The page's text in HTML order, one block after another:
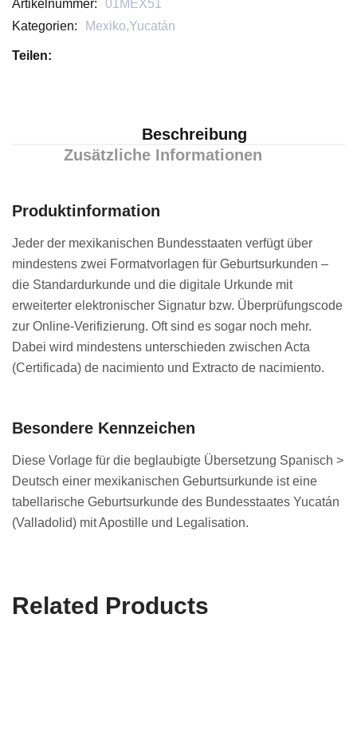
Artikelnummer:
01MEX51
Kategorien:
Mexiko,Yucatán
Teilen:
Beschreibung
Zusätzliche Informationen
Produktinformation
Jeder der mexikanischen Bundesstaaten verfügt über
mindestens zwei Formatvorlagen für Geburtsurkunden –
die Standardurkunde und die digitale Urkunde mit
erweiterter elektronischer Signatur bzw. Überprüfungscode
zur Online-Verifizierung. Oft sind es sogar noch mehr.
Dabei wird mindestens unterschieden zwischen Acta
(Certificada) de nacimiento und Extracto de nacimiento.
Besondere Kennzeichen
Diese Vorlage für die beglaubigte Übersetzung Spanisch >
Deutsch einer mexikanischen Geburtsurkunde ist eine
tabellarische Geburtsurkunde des Bundesstaates Yucatán
(Valladolid) mit Apostille und Legalisation.
Related Products